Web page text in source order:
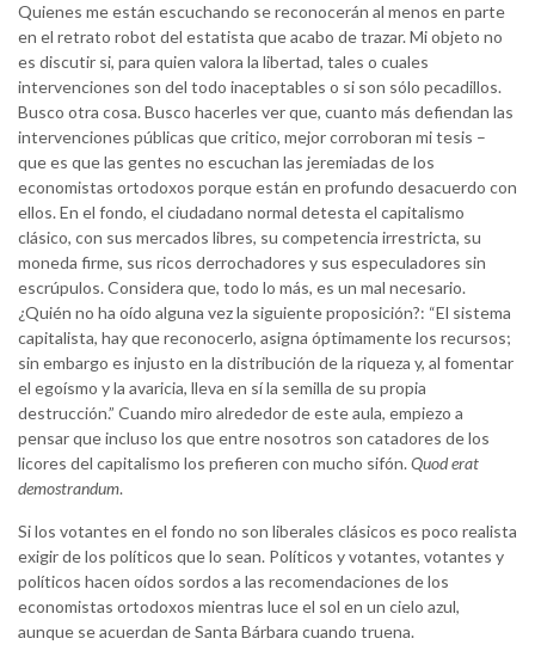
Quienes me están escuchando se reconocerán al menos en parte
en el retrato robot del estatista que acabo de trazar. Mi objeto no
es discutir si, para quien valora la libertad, tales o cuales
intervenciones son del todo inaceptables o si son sólo pecadillos.
Busco otra cosa. Busco hacerles ver que, cuanto más defiendan las
intervenciones públicas que critico, mejor corroboran mi tesis –
que es que las gentes no escuchan las jeremiadas de los
economistas ortodoxos porque están en profundo desacuerdo con
ellos. En el fondo, el ciudadano normal detesta el capitalismo
clásico, con sus mercados libres, su competencia irrestricta, su
moneda firme, sus ricos derrochadores y sus especuladores sin
escrúpulos. Considera que, todo lo más, es un mal necesario.
¿Quién no ha oído alguna vez la siguiente proposición?: “El sistema
capitalista, hay que reconocerlo, asigna óptimamente los recursos;
sin embargo es injusto en la distribución de la riqueza y, al fomentar
el egoísmo y la avaricia, lleva en sí la semilla de su propia
destrucción.” Cuando miro alrededor de este aula, empiezo a
pensar que incluso los que entre nosotros son catadores de los
licores del capitalismo los prefieren con mucho sifón.Quod erat
demostrandum.
Si los votantes en el fondo no son liberales clásicos es poco realista
exigir de los políticos que lo sean. Políticos y votantes, votantes y
políticos hacen oídos sordos a las recomendaciones de los
economistas ortodoxos mientras luce el sol en un cielo azul,
aunque se acuerdan de Santa Bárbara cuando truena.